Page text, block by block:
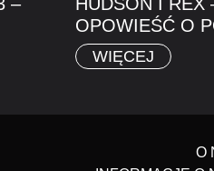
OPOWIEŚĆ O
WIĘCEJ
O